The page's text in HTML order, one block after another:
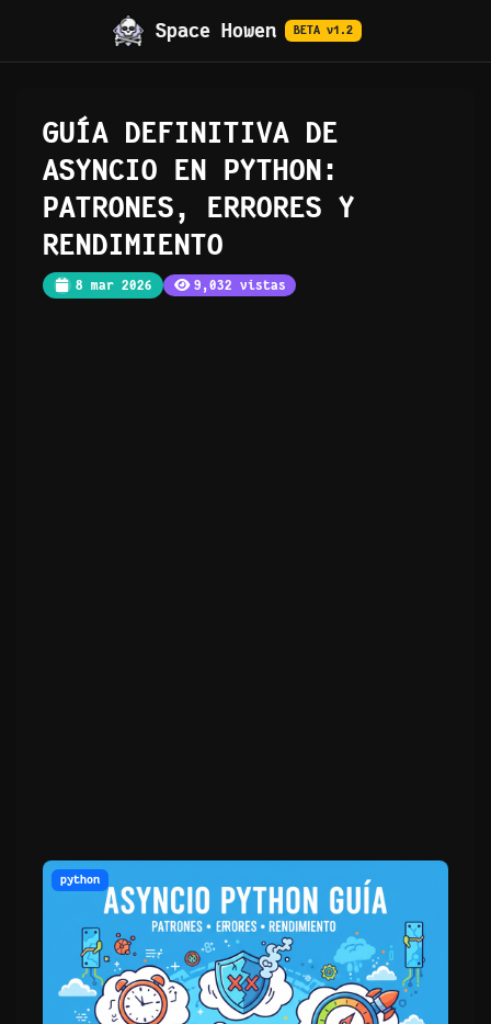
Space Howen BETA v1.2
GUÍA DEFINITIVA DE
ASYNCIO EN PYTHON:
PATRONES, ERRORES Y
RENDIMIENTO
8 mar 2026 9,032 vistas
python